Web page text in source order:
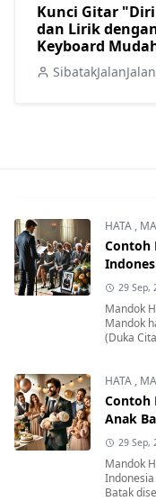
Kunci Gitar
dan Lirik
Keyboard
SibatakJalanJalan
HATA ,
Contoh
29 Sep,
Mandok
Mandok
(Duka
HATA ,
Contoh
Anak
29 Sep,
Mandok
Batak